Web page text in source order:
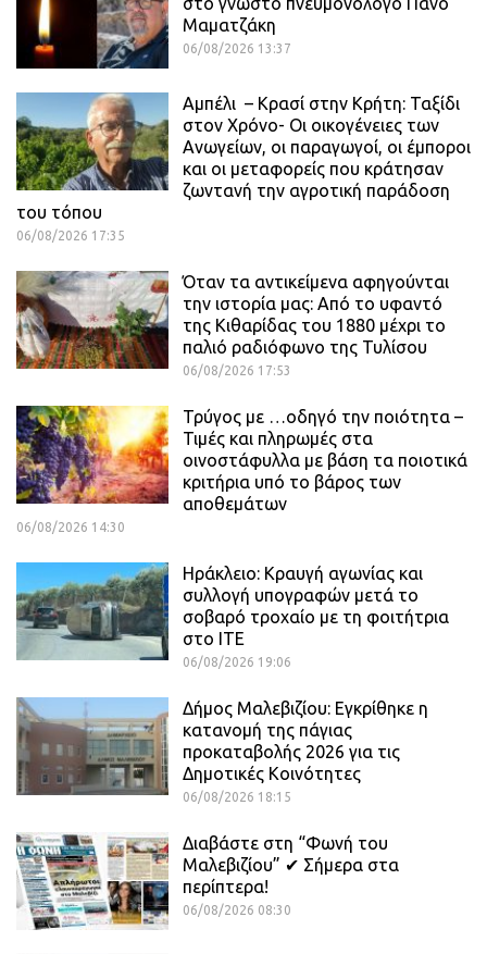
Μαματζάκη
06/08/2026 13:37
Αμπέλι – Κρασί στην Κρήτη: Ταξίδι
στον Χρόνο- Οι οικογένειες των
Ανωγείων, οι παραγωγοί, οι έμποροι
και οι μεταφορείς που κράτησαν
ζωντανή την αγροτική παράδοση
του τόπου
06/08/2026 17:35
Όταν τα αντικείμενα αφηγούνται
την ιστορία μας: Από το υφαντό
της Κιθαρίδας του 1880 μέχρι το
παλιό ραδιόφωνο της Τυλίσου
06/08/2026 17:53
Τρύγος με …οδηγό την ποιότητα –
Τιμές και πληρωμές στα
οινοστάφυλλα με βάση τα ποιοτικά
κριτήρια υπό το βάρος των
αποθεμάτων
06/08/2026 14:30
Ηράκλειο: Κραυγή αγωνίας και
συλλογή υπογραφών μετά το
σοβαρό τροχαίο με τη φοιτήτρια
στο ΙΤΕ
06/08/2026 19:06
Δήμος Μαλεβιζίου: Εγκρίθηκε η
κατανομή της πάγιας
προκαταβολής 2026 για τις
Δημοτικές Κοινότητες
06/08/2026 18:15
Διαβάστε στη “Φωνή του
Μαλεβιζίου” ✔ Σήμερα στα
περίπτερα!
06/08/2026 08:30